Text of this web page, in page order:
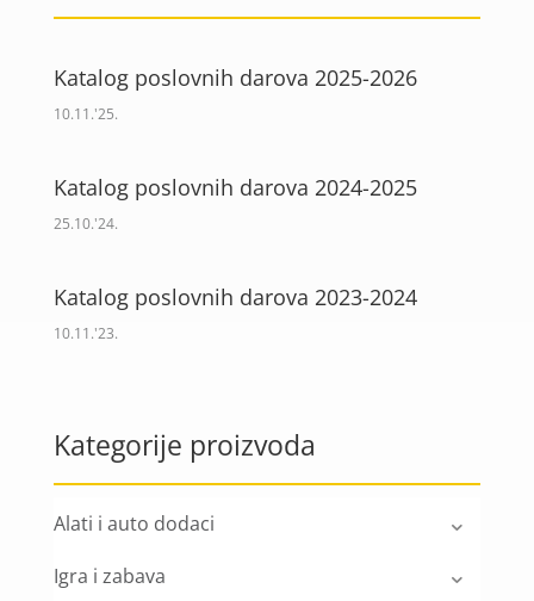
Katalog poslovnih darova 2025-2026
10.11.'25.
Katalog poslovnih darova 2024-2025
25.10.'24.
Katalog poslovnih darova 2023-2024
10.11.'23.
Kategorije proizvoda
Alati i auto dodaci
Igra i zabava